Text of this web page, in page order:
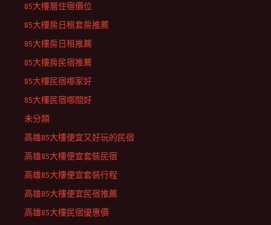
85大樓層住宿價位
85大樓房日租套房推薦
85大樓房日租推薦
85大樓房民宿推薦
85大樓民宿哪家好
85大樓民宿哪間好
未分類
高雄85大樓便宜又好玩的民宿
高雄85大樓便宜套裝民宿
高雄85大樓便宜套裝行程
高雄85大樓便宜民宿推薦
高雄85大樓民宿優惠價